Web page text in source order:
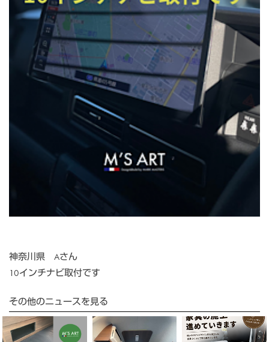
神奈川県 Aさん
10インチナビ取付です
その他のニュースを見る